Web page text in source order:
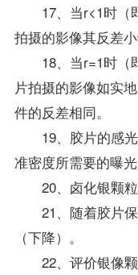
17、当r<1时（
拍摄的影像其反差
18、当r=1时（
片拍摄的影像如实
件的反差相同。
19、胶片的感光
准密度所需要的曝光
20、卤化银颗粒
21、随着胶片保
（下降）。
22、评价银像颗